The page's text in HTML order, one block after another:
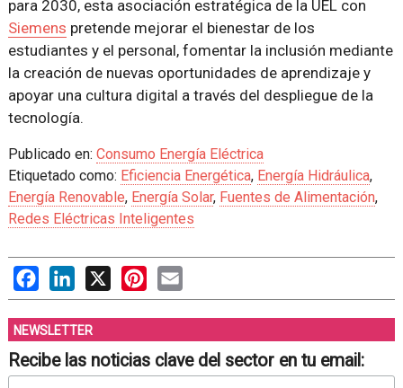
para 2030, esta asociación estratégica de la UEL con
Siemens pretende mejorar el bienestar de los
estudiantes y el personal, fomentar la inclusión mediante
la creación de nuevas oportunidades de aprendizaje y
apoyar una cultura digital a través del despliegue de la
tecnología.
Publicado en: Consumo Energía Eléctrica
Etiquetado como: Eficiencia Energética, Energía Hidráulica,
Energía Renovable, Energía Solar, Fuentes de Alimentación,
Redes Eléctricas Inteligentes
FacebookLinkedIn Pinterest
NEWSLETTER
Recibe las noticias clave del sector en tu email: